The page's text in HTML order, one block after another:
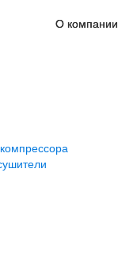
О компании